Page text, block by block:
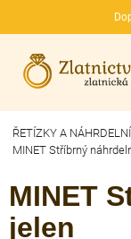
CZK
ŘETÍZKY A
MINET Stříbrný
MINET
jelen